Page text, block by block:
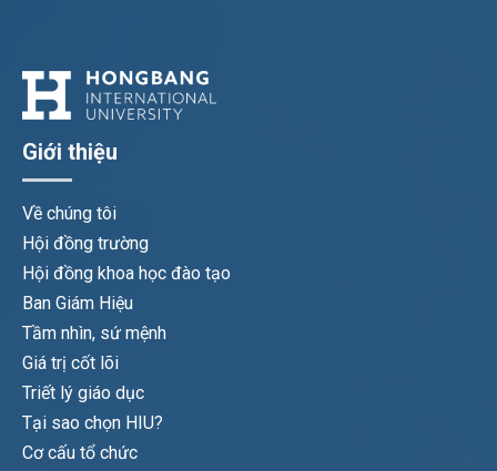
Giới thiệu
Về chúng tôi
Hội đồng trường
Hội đồng khoa học đào tạo
Ban Giám Hiệu
Tầm nhìn, sứ mệnh
Giá trị cốt lõi
Triết lý giáo dục
Tại sao chọn HIU?
Cơ cấu tổ chức